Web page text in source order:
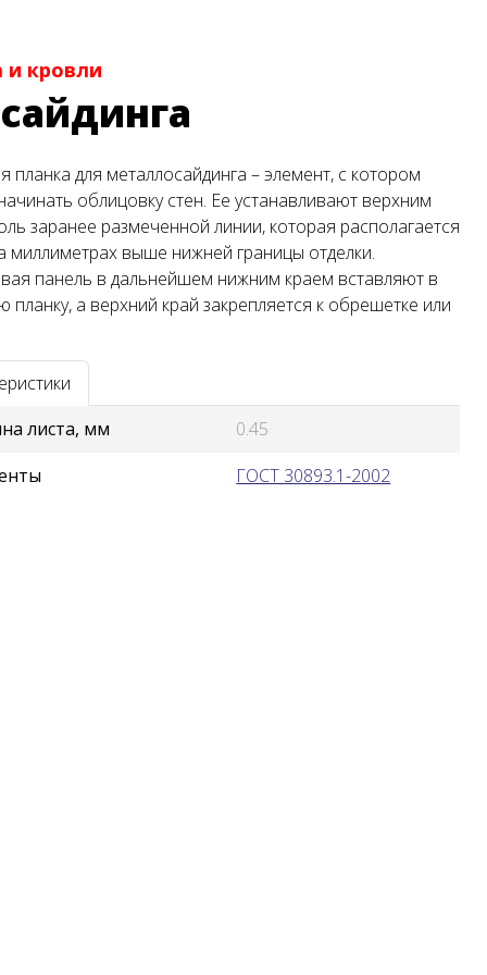
кровли
планка для металлосайдинга – элемент, с котором
облицовку стен. Ее устанавливают верхним
заранее размеченной линии, которая располагается
миллиметрах выше нижней границы отделки.
панель в дальнейшем нижним краем вставляют в
планку, а верхний край закрепляется к обрешетке или
листа, мм
0.45
ГОСТ 30893.1-2002